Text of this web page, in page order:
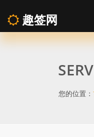
大
趣签网
您的位置：